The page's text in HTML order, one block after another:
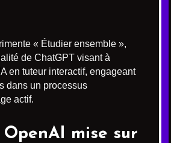
« Étudier ensemble »,
de ChatGPT visant à
en tuteur interactif, engageant
dans un processus
actif.
OpenAI mise sur